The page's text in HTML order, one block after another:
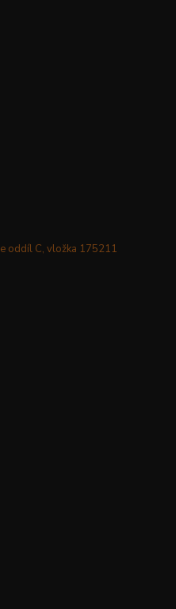
oddíl C, vložka 175211